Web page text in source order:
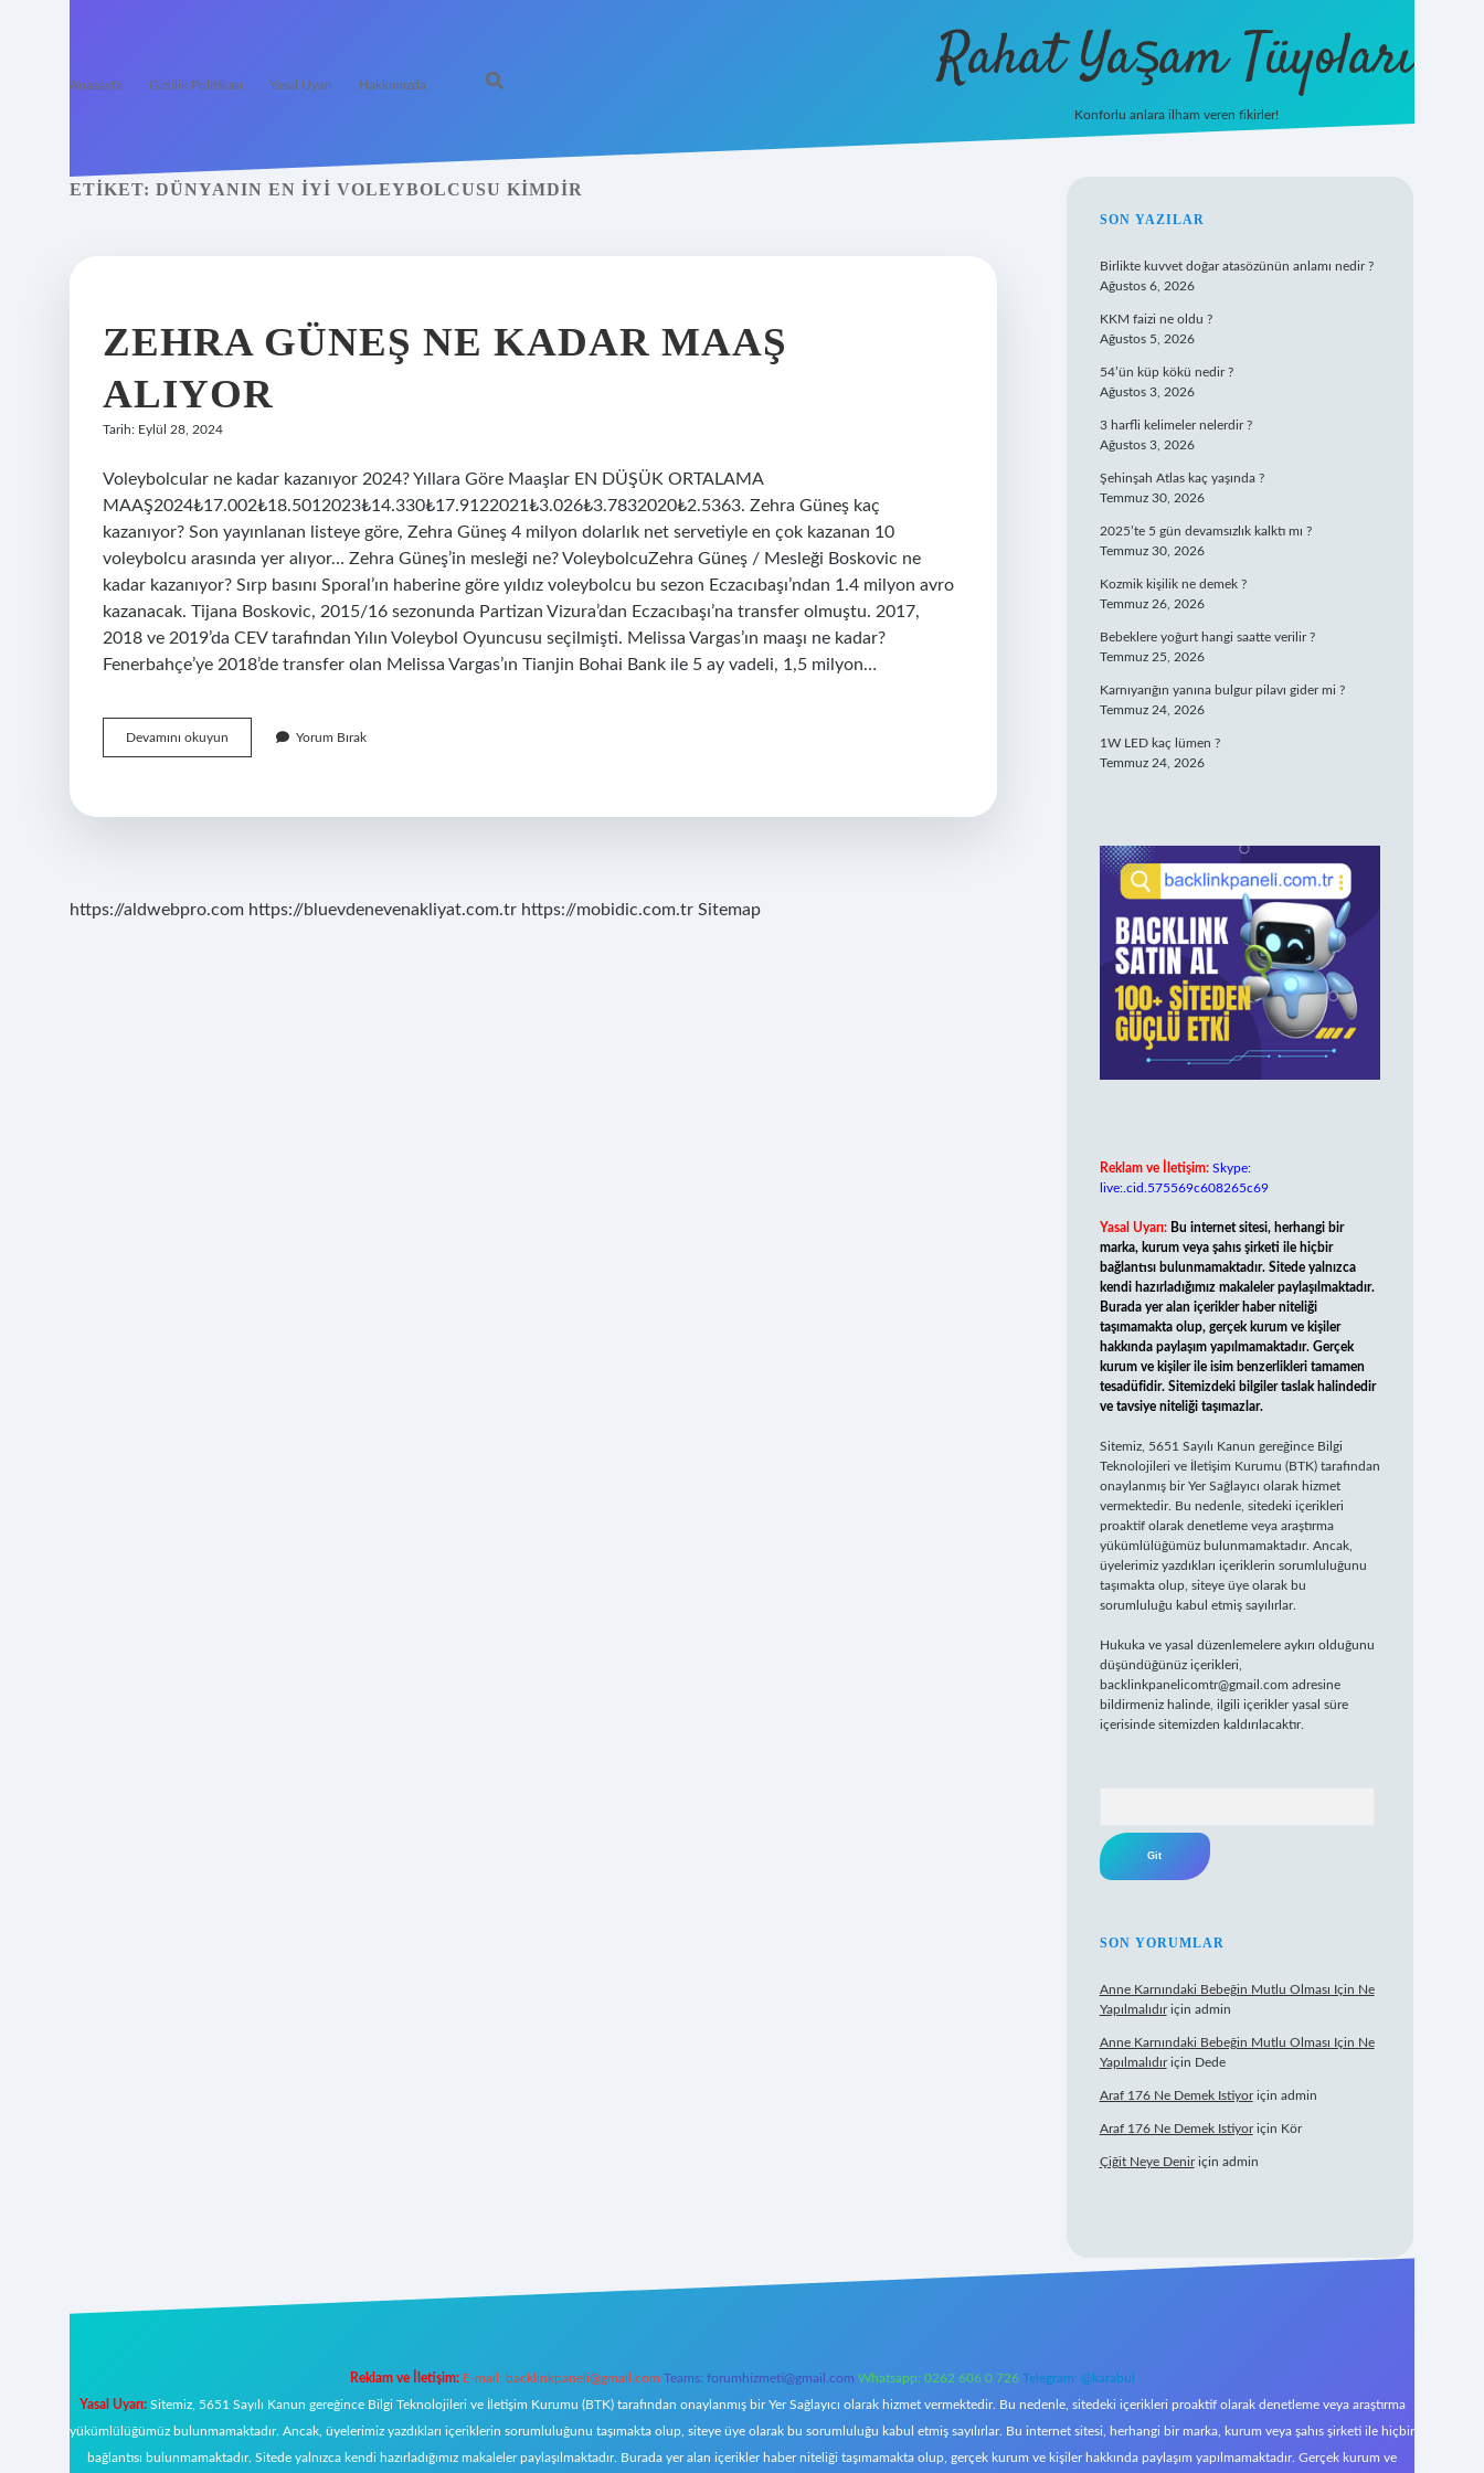
Anasayfa Gizlilik Politikası Yasal Uyarı Hakkımızda Rahat Yaşam Tüyoları
Konforlu anlara ilham veren fikirler!
ETIKET: DÜNYANIN EN IYI VOLEYBOLCUSU KIMDIR
ZEHRA GÜNEŞ NE KADAR MAAŞ
ALIYOR
Tarih: Eylül 28, 2024
Voleybolcular ne kadar kazanıyor 2024? Yıllara Göre Maaşlar EN DÜŞÜK ORTALAMA
MAAŞ2024₺17.002₺18.5012023₺14.330₺17.9122021₺3.026₺3.7832020₺2.5363. Zehra Güneş kaç
kazanıyor? Son yayınlanan listeye göre, Zehra Güneş 4 milyon dolarlık net servetiyle en çok kazanan 10
voleybolcu arasında yer alıyor… Zehra Güneş’in mesleği ne? VoleybolcuZehra Güneş / Mesleği Boskovic ne
kadar kazanıyor? Sırp basını Sporal’ın haberine göre yıldız voleybolcu bu sezon Eczacıbaşı’ndan 1.4 milyon avro
kazanacak. Tijana Boskovic, 2015/16 sezonunda Partizan Vizura’dan Eczacıbaşı’na transfer olmuştu. 2017,
2018 ve 2019’da CEV tarafından Yılın Voleybol Oyuncusu seçilmişti. Melissa Vargas’ın maaşı ne kadar?
Fenerbahçe’ye 2018’de transfer olan Melissa Vargas’ın Tianjin Bohai Bank ile 5 ay vadeli, 1,5 milyon…
Devamını okuyun
Güneş
Maaş
Yorum Bırak
https://aldwebpro.com https://bluevdenevenakliyat.com.tr https://mobidic.com.tr Sitemap
SIDEBAR
SON YAZILAR
Birlikte kuvvet doğar atasözünün anlamı nedir ?
Ağustos 6, 2026
KKM faizi ne oldu ?
Ağustos 5, 2026
54’ün küp kökü nedir ?
Ağustos 3, 2026
3 harfli kelimeler nelerdir ?
Ağustos 3, 2026
Şehinşah Atlas kaç yaşında ?
Temmuz 30, 2026
2025’te 5 gün devamsızlık kalktı mı ?
Temmuz 30, 2026
Kozmik kişilik ne demek ?
Temmuz 26, 2026
Bebeklere yoğurt hangi saatte verilir ?
Temmuz 25, 2026
Karnıyarığın yanına bulgur pilavı gider mi ?
Temmuz 24, 2026
1W LED kaç lümen ?
Temmuz 24, 2026
Reklam ve İletişim: Skype:
live:.cid.575569c608265c69
Yasal Uyarı: Bu internet sitesi, herhangi bir
marka, kurum veya şahıs şirketi ile hiçbir
bağlantısı bulunmamaktadır. Sitede yalnızca
kendi hazırladığımız makaleler paylaşılmaktadır.
Burada yer alan içerikler haber niteliği
taşımamakta olup, gerçek kurum ve kişiler
hakkında paylaşım yapılmamaktadır. Gerçek
kurum ve kişiler ile isim benzerlikleri tamamen
tesadüfidir. Sitemizdeki bilgiler taslak halindedir
ve tavsiye niteliği taşımazlar.
Sitemiz, 5651 Sayılı Kanun gereğince Bilgi
Teknolojileri ve İletişim Kurumu (BTK) tarafından
onaylanmış bir Yer Sağlayıcı olarak hizmet
vermektedir. Bu nedenle, sitedeki içerikleri
proaktif olarak denetleme veya araştırma
yükümlülüğümüz bulunmamaktadır. Ancak,
üyelerimiz yazdıkları içeriklerin sorumluluğunu
taşımakta olup, siteye üye olarak bu
sorumluluğu kabul etmiş sayılırlar.
Hukuka ve yasal düzenlemelere aykırı olduğunu
düşündüğünüz içerikleri,
backlinkpanelicomtr@gmail.com adresine
bildirmeniz halinde, ilgili içerikler yasal süre
içerisinde sitemizden kaldırılacaktır.
SON YORUMLAR
Anne Karnındaki Bebeğin Mutlu Olması Için Ne
Yapılmalıdıriçin admin
Anne Karnındaki Bebeğin Mutlu Olması Için Ne
Yapılmalıdıriçin Dede
Araf 176 Ne Demek Istiyoriçin admin
Araf 176 Ne Demek Istiyoriçin Kör
Çiğit Neye Deniriçin admin
Reklam ve İletişim: E-mail: backlinkpaneli@gmail.com Teams: forumhizmeti@gmail.com Whatsapp: 0262 606 0 726 Telegram: @karabul
Yasal Uyarı:Sitemiz, 5651 Sayılı Kanun gereğince Bilgi Teknolojileri ve İletişim Kurumu (BTK) tarafından onaylanmış bir Yer Sağlayıcı olarak hizmet vermektedir. Bu nedenle, sitedeki içerikleri proaktif olarak denetleme veya araştırma
yükümlülüğümüz bulunmamaktadır. Ancak, üyelerimiz yazdıkları içeriklerin sorumluluğunu taşımakta olup, siteye üye olarak bu sorumluluğu kabul etmiş sayılırlar. Bu internet sitesi, herhangi bir marka, kurum veya şahıs şirketi ile hiçbir
bağlantısı bulunmamaktadır. Sitede yalnızca kendi hazırladığımız makaleler paylaşılmaktadır. Burada yer alan içerikler haber niteliği taşımamakta olup, gerçek kurum ve kişiler hakkında paylaşım yapılmamaktadır. Gerçek kurum ve